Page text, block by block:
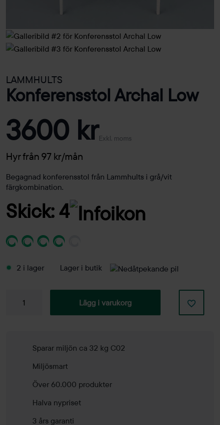
LAMMHULTS
Konferensstol Archal Low
3600 krExkl. moms
Hyr från 97 kr/mån
Begagnad konferensstol från Lammhults i grå/vit
färgkombination.
Skick: 4
2 i lager Lager i butik
Konferensstol
Lägg i varukorg
Sparar miljön ca 32 kg C02
Miljösmart
Över 60.000 produkter
Halva nypriset
3 års garanti